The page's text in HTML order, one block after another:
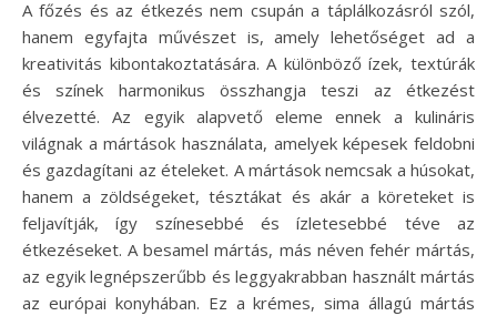
A főzés és az étkezés nem csupán a táplálkozásról szól,
hanem egyfajta művészet is, amely lehetőséget ad a
kreativitás kibontakoztatására. A különböző ízek, textúrák
és színek harmonikus összhangja teszi az étkezést
élvezetté. Az egyik alapvető eleme ennek a kulináris
világnak a mártások használata, amelyek képesek feldobni
és gazdagítani az ételeket. A mártások nemcsak a húsokat,
hanem a zöldségeket, tésztákat és akár a köreteket is
feljavítják, így színesebbé és ízletesebbé téve az
étkezéseket. A besamel mártás, más néven fehér mártás,
az egyik legnépszerűbb és leggyakrabban használt mártás
az európai konyhában. Ez a krémes, sima állagú mártás